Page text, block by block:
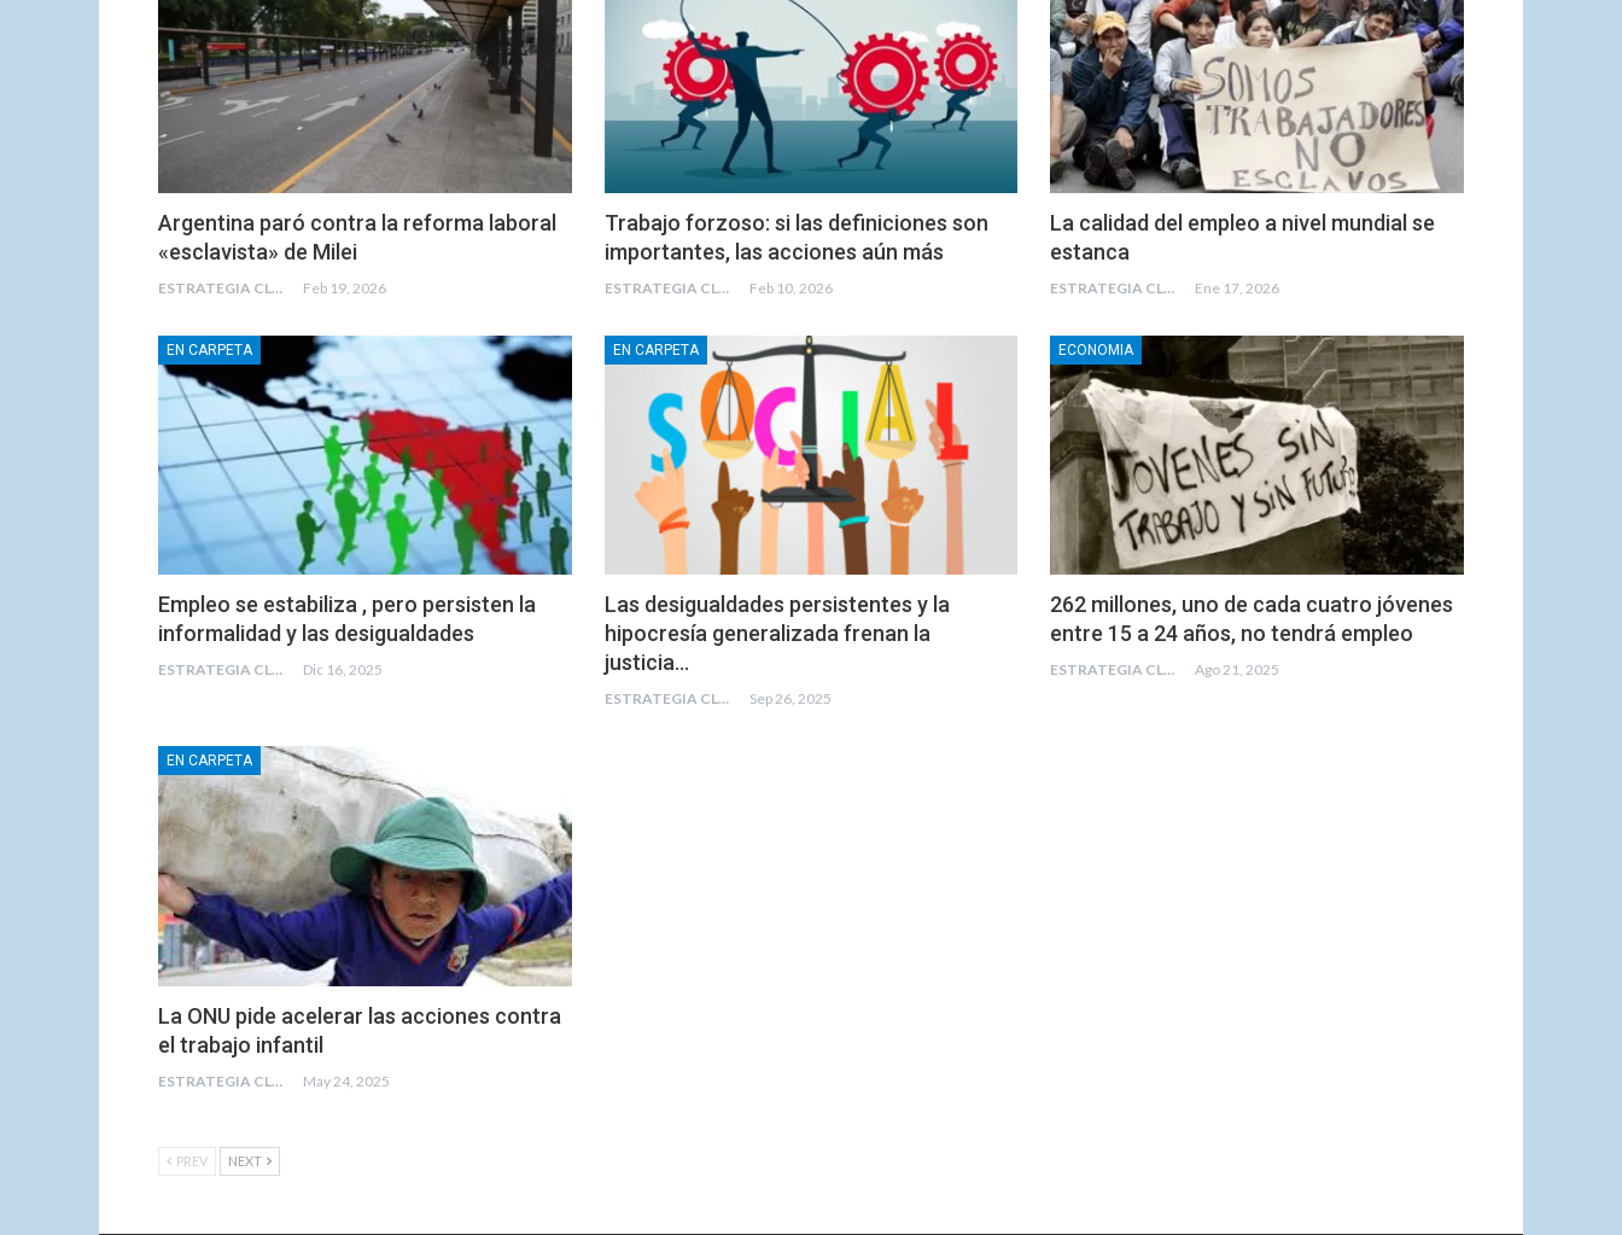
Argentina paró contra la reforma laboral
«esclavista» de Milei
ESTRATEGIA CLAE Feb 19, 2026
Trabajo forzoso: si las definiciones son
importantes, las acciones aún más
ESTRATEGIA CLAE Feb 10, 2026
La calidad del empleo a nivel mundial se
estanca
ESTRATEGIA CLAE Ene 17, 2026
EN CARPETA
Empleo se estabiliza , pero persisten la
informalidad y las desigualdades
ESTRATEGIA CLAE Dic 16, 2025
EN CARPETA
Las desigualdades persistentes y la
hipocresía generalizada frenan la
justicia…
ESTRATEGIA CLAE Sep 26, 2025
ECONOMIA
262 millones, uno de cada cuatro jóvenes
entre 15 a 24 años, no tendrá empleo
ESTRATEGIA CLAE Ago 21, 2025
EN CARPETA
La ONU pide acelerar las acciones contra
el trabajo infantil
ESTRATEGIA CLAE May 24, 2025
PREV NEXT